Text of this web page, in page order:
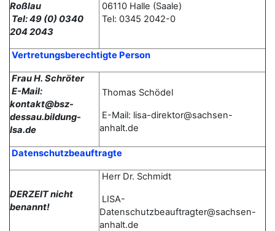
Roßlau
Tel: 49 (0) 0340
204 2043
06110 Halle (Saale)
Tel: 0345 2042-0
Vertretungsberechtigte Person
Frau H. Schröter
E-Mail:
kontakt@bsz-
dessau.bildung-
lsa.de
Thomas Schödel
E-Mail: lisa-direktor@sachsen-
anhalt.de
Datenschutzbeauftragte
DERZEIT nicht
benannt!
Herr Dr. Schmidt
LISA-
Datenschutzbeauftragter@sachsen-
anhalt.de